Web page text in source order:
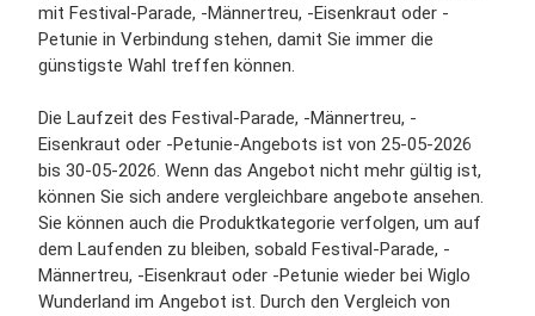
mit Festival-Parade, -Männertreu, -Eisenkraut oder -
Petunie in Verbindung stehen, damit Sie immer die
günstigste Wahl treffen können.
Die Laufzeit des Festival-Parade, -Männertreu, -
Eisenkraut oder -Petunie-Angebots ist von 25-05-2026
bis 30-05-2026. Wenn das Angebot nicht mehr gültig ist,
können Sie sich andere vergleichbare angebote ansehen.
Sie können auch die Produktkategorie verfolgen, um auf
dem Laufenden zu bleiben, sobald Festival-Parade, -
Männertreu, -Eisenkraut oder -Petunie wieder bei Wiglo
Wunderland im Angebot ist. Durch den Vergleich von